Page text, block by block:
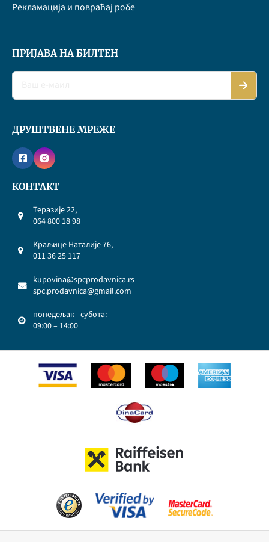
Рекламација и повраћај робе
ПРИЈАВА НА БИЛТЕН
ДРУШТВЕНЕ МРЕЖЕ
КОНТАКТ
Теразије 22,
064 800 18 98
Краљице Наталије 76,
011 36 25 117
kupovina@spcprodavnica.rs
spc.prodavnica@gmail.com
понедељак - субота:
09:00 – 14:00